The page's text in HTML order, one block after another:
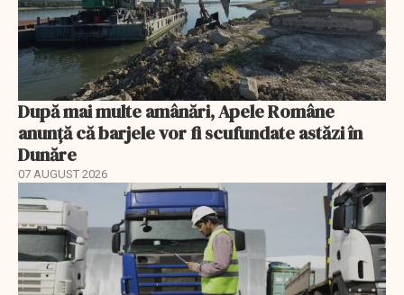
După mai multe amânări, Apele Române
anunță că barjele vor fi scufundate astăzi în
Dunăre
07 AUGUST 2026